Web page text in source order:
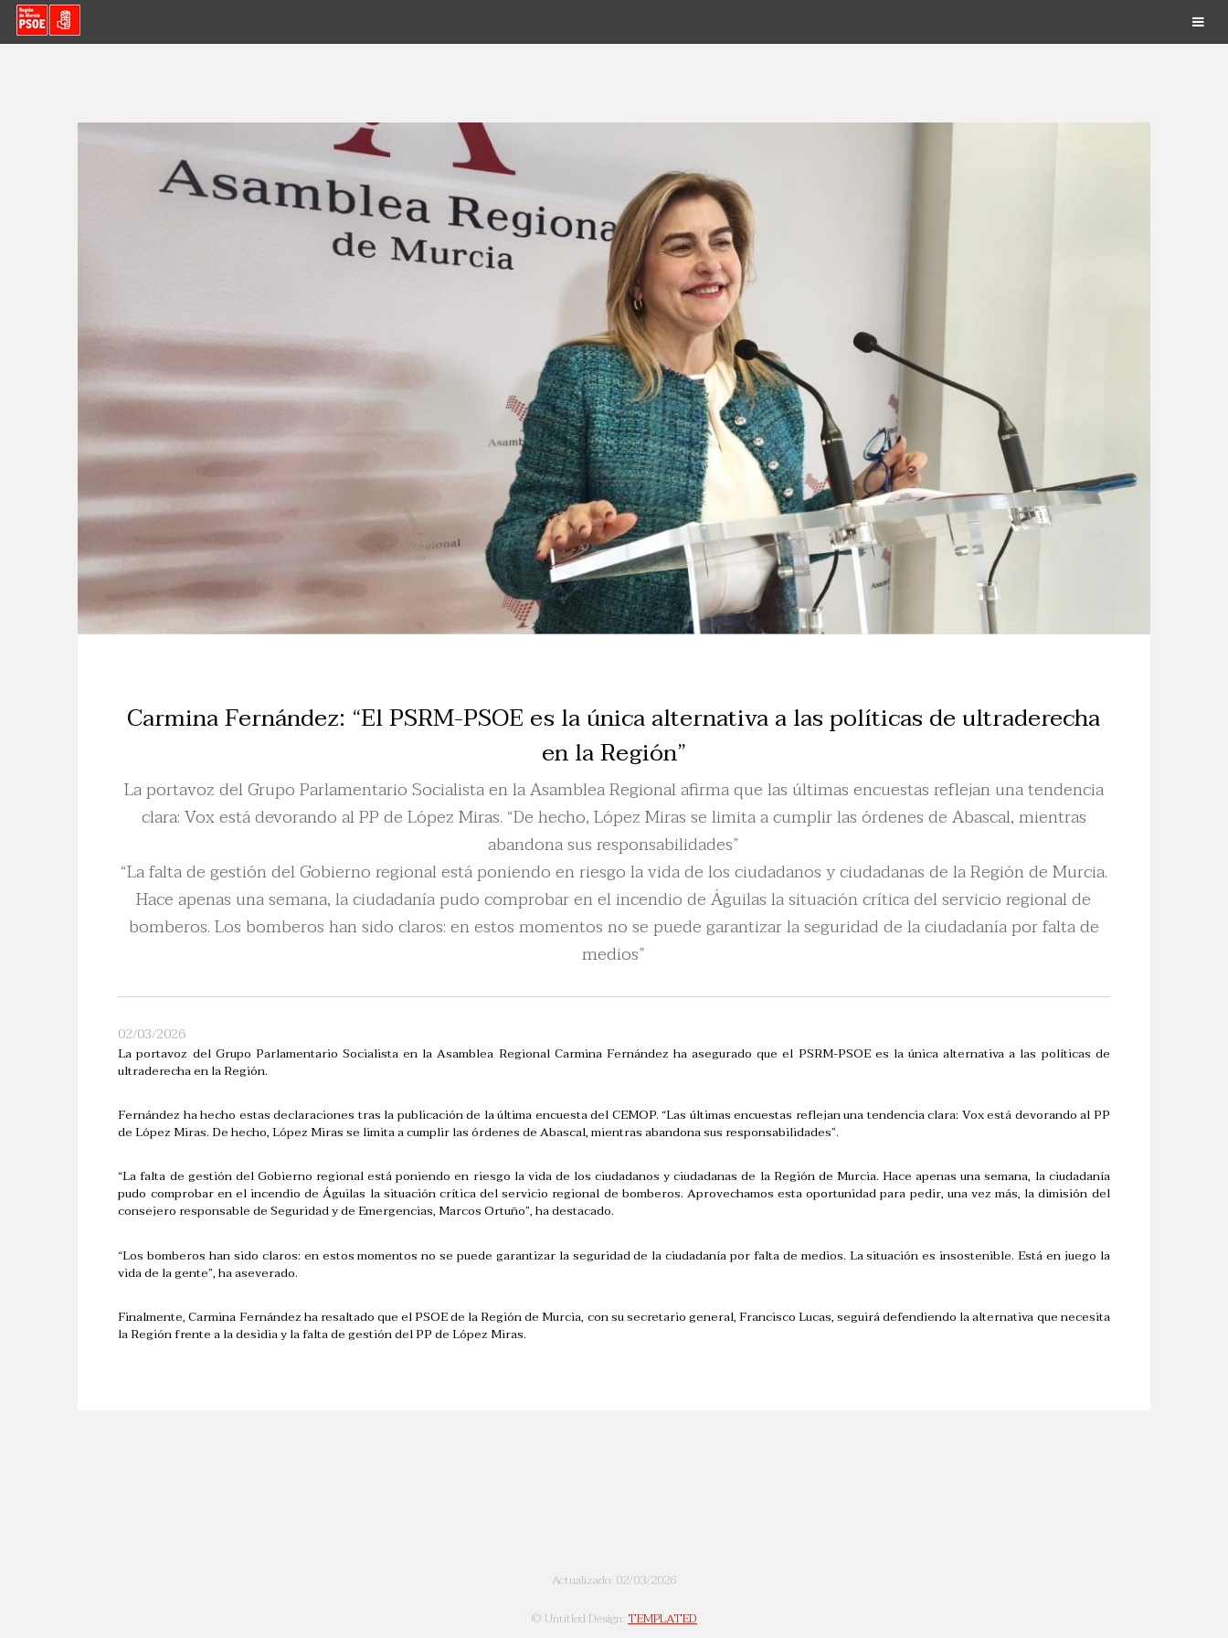
Carmina Fernández: “El PSRM-PSOE es la única alternativa a las políticas de ultraderecha
en la Región”
La portavoz del Grupo Parlamentario Socialista en la Asamblea Regional afirma que las últimas encuestas reflejan una tendencia
clara: Vox está devorando al PP de López Miras. “De hecho, López Miras se limita a cumplir las órdenes de Abascal, mientras
abandona sus responsabilidades”
“La falta de gestión del Gobierno regional está poniendo en riesgo la vida de los ciudadanos y ciudadanas de la Región de Murcia.
Hace apenas una semana, la ciudadanía pudo comprobar en el incendio de Águilas la situación crítica del servicio regional de
bomberos. Los bomberos han sido claros: en estos momentos no se puede garantizar la seguridad de la ciudadanía por falta de
medios”
02/03/2026
La portavoz del Grupo Parlamentario Socialista en la Asamblea Regional Carmina Fernández ha asegurado que el PSRM-PSOE es la única alternativa a las políticas de
ultraderecha en la Región.
Fernández ha hecho estas declaraciones tras la publicación de la última encuesta del CEMOP. “Las últimas encuestas reflejan una tendencia clara: Vox está devorando al PP
de López Miras. De hecho, López Miras se limita a cumplir las órdenes de Abascal, mientras abandona sus responsabilidades”.
“La falta de gestión del Gobierno regional está poniendo en riesgo la vida de los ciudadanos y ciudadanas de la Región de Murcia. Hace apenas una semana, la ciudadanía
pudo comprobar en el incendio de Águilas la situación crítica del servicio regional de bomberos. Aprovechamos esta oportunidad para pedir, una vez más, la dimisión del
consejero responsable de Seguridad y de Emergencias, Marcos Ortuño”, ha destacado.
“Los bomberos han sido claros: en estos momentos no se puede garantizar la seguridad de la ciudadanía por falta de medios. La situación es insostenible. Está en juego la
vida de la gente”, ha aseverado.
Finalmente, Carmina Fernández ha resaltado que el PSOE de la Región de Murcia, con su secretario general, Francisco Lucas, seguirá defendiendo la alternativa que necesita
la Región frente a la desidia y la falta de gestión del PP de López Miras.
Actualizado: 02/03/2026
© Untitled Design:TEMPLATED